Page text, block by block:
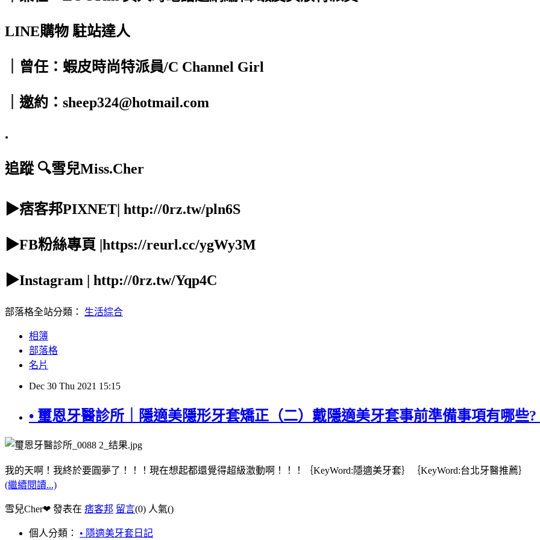
LINE購物 駐站達人
｜曾任：蝦皮時尚特派員/C Channel Girl
｜邀約：sheep324@hotmail.com
.
追蹤 🔍雪兒Miss.Cher
▶痞客邦PIXNET| http://0rz.tw/pln6S
▶FB粉絲專頁 |https://reurl.cc/ygWy3M
▶Instagram | http://0rz.tw/Yqp4C
部落格全站分類： 生活綜合
相簿
部落格
名片
Dec 30 Thu 2021 15:15
• 璽恩牙醫診所｜隱適美隱形牙套矯正（二）戴隱適美牙套事前準備事項有哪些?
我的天啊！我終於要圓夢了！！！現在想起都還覺得超級激動啊！！！ ｛KeyWord:隱適美牙套｝｛KeyWord:台北牙醫推薦｝
(繼續閱讀...)
雪兒Cher❤ 發表在 痞客邦 留言(0) 人氣()
個人分類： • 隱適美牙套日記